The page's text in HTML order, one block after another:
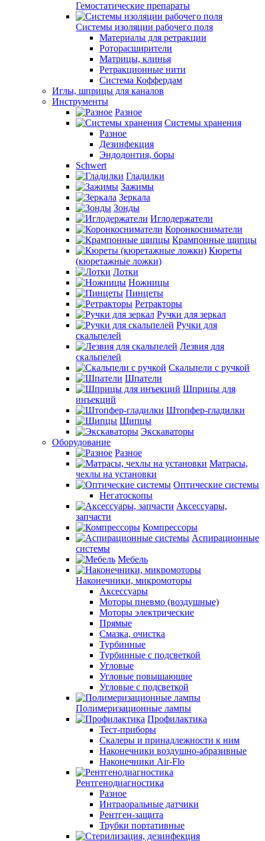
Гемостатические препараты
Системы изоляции рабочего поля
Материалы для ретракции
Роторасширители
Матрицы, клинья
Ретракционные нити
Система Коффердам
Иглы, шприцы для каналов
Инструменты
Разное
Системы хранения
Разное
Дезинфекция
Эндодонтия, боры
Schwert
Гладилки
Зажимы
Зеркала
Зонды
Иглодержатели
Коронкосниматели
Крампонные щипцы
Кюреты
(кюретажные ложки)
Лотки
Ножницы
Пинцеты
Ретракторы
Ручки для зеркал
Ручки для
скальпелей
Лезвия для
скальпелей
Скальпели с ручкой
Шпатели
Шприцы для
инъекций
Штопфер-гладилки
Щипцы
Экскаваторы
Оборудование
Разное
Матрасы,
чехлы на установки
Оптические системы
Негатоскопы
Аксессуары,
запчасти
Компрессоры
Аспирационные
системы
Мебель
Наконечники, микромоторы
Аксессуары
Моторы пневмо (воздушные)
Моторы электрические
Прямые
Смазка, очистка
Турбинные
Турбинные с подсветкой
Угловые
Угловые повышающие
Угловые с подсветкой
Полимеризационные лампы
Профилактика
Тест-приборы
Скалеры и принадлежности к ним
Наконечники воздушно-абразивные
Наконечники Air-Flo
Рентгенодиагностика
Разное
Интраоральные датчики
Рентген-защита
Трубки портативные